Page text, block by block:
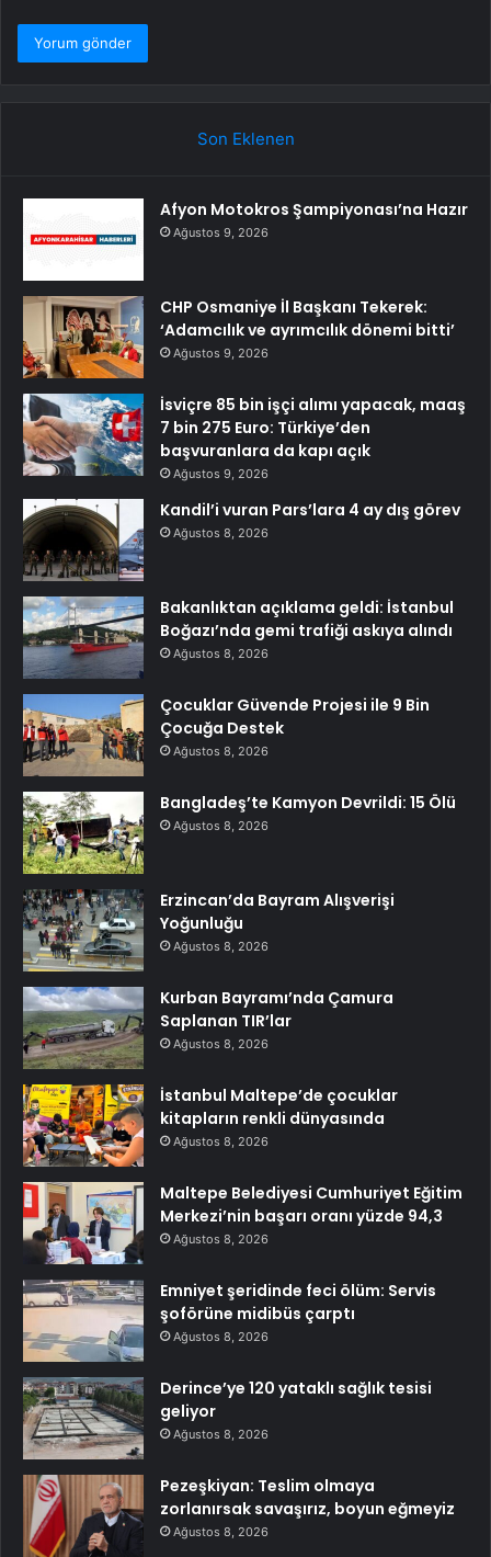
Son Eklenen
Afyon Motokros Şampiyonası’na Hazır
Ağustos 9, 2026
CHP Osmaniye İl Başkanı Tekerek:
‘Adamcılık ve ayrımcılık dönemi bitti’
Ağustos 9, 2026
İsviçre 85 bin işçi alımı yapacak, maaş
7 bin 275 Euro: Türkiye’den
başvuranlara da kapı açık
Ağustos 9, 2026
Kandil’i vuran Pars’lara 4 ay dış görev
Ağustos 8, 2026
Bakanlıktan açıklama geldi: İstanbul
Boğazı’nda gemi trafiği askıya alındı
Ağustos 8, 2026
Çocuklar Güvende Projesi ile 9 Bin
Çocuğa Destek
Ağustos 8, 2026
Bangladeş’te Kamyon Devrildi: 15 Ölü
Ağustos 8, 2026
Erzincan’da Bayram Alışverişi
Yoğunluğu
Ağustos 8, 2026
Kurban Bayramı’nda Çamura
Saplanan TIR’lar
Ağustos 8, 2026
İstanbul Maltepe’de çocuklar
kitapların renkli dünyasında
Ağustos 8, 2026
Maltepe Belediyesi Cumhuriyet Eğitim
Merkezi’nin başarı oranı yüzde 94,3
Ağustos 8, 2026
Emniyet şeridinde feci ölüm: Servis
şoförüne midibüs çarptı
Ağustos 8, 2026
Derince’ye 120 yataklı sağlık tesisi
geliyor
Ağustos 8, 2026
Pezeşkiyan: Teslim olmaya
zorlanırsak savaşırız, boyun eğmeyiz
Ağustos 8, 2026